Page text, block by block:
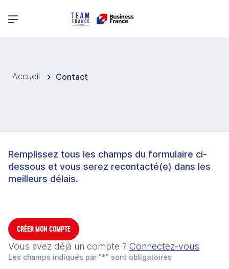
Menu principal
Accueil Contact
Remplissez tous les champs du formulaire ci-
dessous et vous serez recontacté(e) dans les
meilleurs délais.
CRÉER MON COMPTE
Vous avez déjà un compte ? Connectez-vous
Les champs indiqués par "*" sont obligatoires